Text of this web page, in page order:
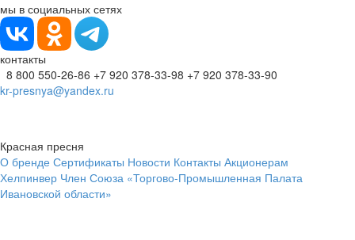
мы в социальных сетях
контакты
8 800 550-26-86 +7 920 378-33-98 +7 920 378-33-90
kr-presnya@yandex.ru
Красная пресня
О бренде Сертификаты Новости Контакты Акционерам
Хелпинвер Член Союза «Торгово-Промышленная Палата
Ивановской области»